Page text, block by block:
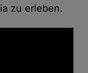
zu erleben.